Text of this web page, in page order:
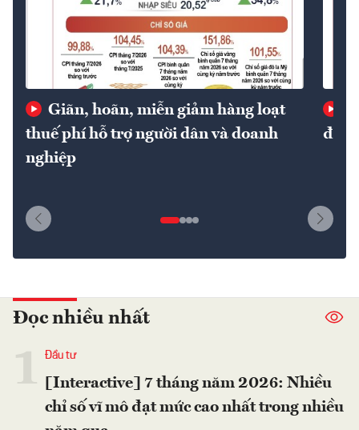
Giãn, hoãn, miễn giảm hàng loạt
thuế phí hỗ trợ người dân và doanh
nghiệp
định
Đọc nhiều nhất
Đầu tư
[Interactive] 7 tháng năm 2026: Nhiều
chỉ số vĩ mô đạt mức cao nhất trong nhiều